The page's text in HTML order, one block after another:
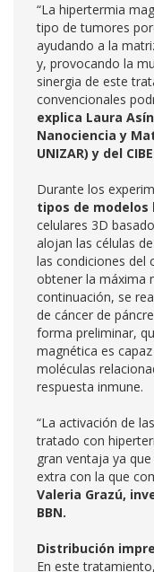
“La hipertermia
tipo de tumores
ayudando a la
y, provocando la
sinergia de este
convencionales
explica Laura
Nanociencia y
UNIZAR) y del
Durante los
tipos de modelos
celulares 3D
alojan las células
las condiciones del
obtener la máxima
continuación, se
de cáncer de
forma preliminar,
magnética es
moléculas
respuesta inmune.
“La activación de
tratado con
gran ventaja ya
extra con la que
Valeria Grazú,
BBN.
Distribución
En este tratamiento,